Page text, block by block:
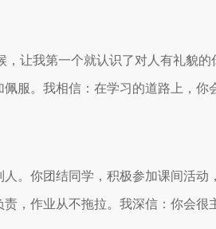
让我第一个就认识了对人有礼貌的
服。我相信：在学习的道路上，你
。你团结同学，积极参加课间活动
，作业从不拖拉。我深信：你会很